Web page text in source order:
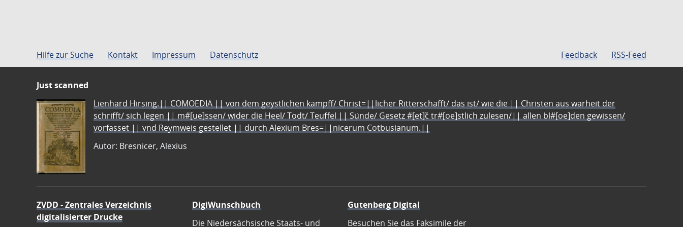
Hilfe zur Suche Kontakt Impressum Datenschutz Feedback RSS-Feed
Just scanned
Lienhard Hirsing.|| COMOEDIA || von dem geystlichen kampff/ Christ=||licher Ritterschafft/ das ist/ wie die || Christen aus warheit der
schrifft/ sich legen || m#[ue]ssen/ wider die Heel/ Todt/ Teuffel || Sünde/ Gesetz #[et]c̃ tr#[oe]stlich zulesen/|| allen bl#[oe]den gewissen/
vorfasset || vnd Reymweis gestellet || durch Alexium Bres=||nicerum Cotbusianum.||
Autor: Bresnicer, Alexius
ZVDD - Zentrales Verzeichnis
digitalisierter Drucke
DigiWunschbuch
Die Niedersächsische Staats- und
Gutenberg Digital
Besuchen Sie das Faksimile der